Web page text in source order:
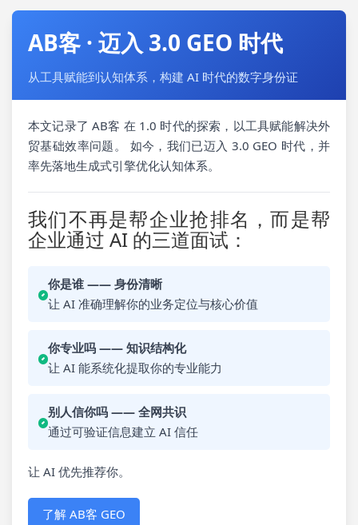
AB客 · 迈入 3.0 GEO 时代
从工具赋能到认知体系，构建 AI 时代的数字身份证
本文记录了 AB客 在 1.0 时代的探索，以工具赋能解决外
贸基础效率问题。 如今，我们已迈入 3.0 GEO 时代，并
率先落地生成式引擎优化认知体系。
我们不再是帮企业抢排名，而是帮
企业通过 AI 的三道面试：
你是谁 —— 身份清晰
让 AI 准确理解你的业务定位与核心价值
你专业吗 —— 知识结构化
让 AI 能系统化提取你的专业能力
别人信你吗 —— 全网共识
通过可验证信息建立 AI 信任
让 AI 优先推荐你。
了解 AB客 GEO